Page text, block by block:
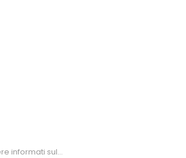
sulle truffe online